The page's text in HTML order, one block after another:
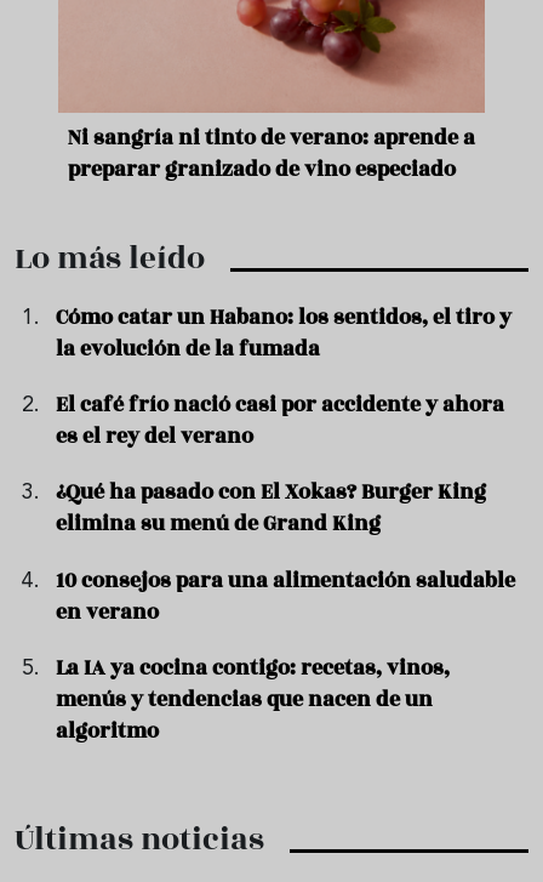
Ni sangría ni tinto de verano: aprende a
preparar granizado de vino especiado
Lo más leído
Cómo catar un Habano: los sentidos, el tiro y
la evolución de la fumada
El café frío nació casi por accidente y ahora
es el rey del verano
¿Qué ha pasado con El Xokas? Burger King
elimina su menú de Grand King
10 consejos para una alimentación saludable
en verano
La IA ya cocina contigo: recetas, vinos,
menús y tendencias que nacen de un
algoritmo
Últimas noticias